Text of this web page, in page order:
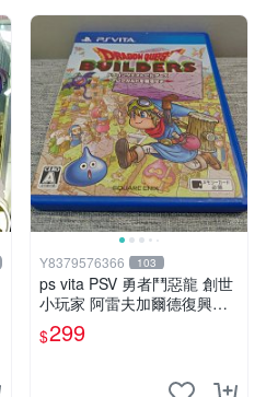
Y8379576366 103
ps vita PSV 勇者鬥惡龍 創世
小玩家 阿雷夫加爾德復興記
純日版 （編號15）
$299